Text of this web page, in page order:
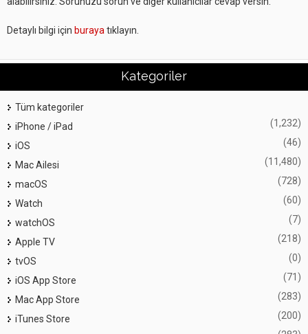
Detaylı bilgi için buraya tıklayın.
Kategoriler
Tüm kategoriler
iPhone / iPad
(1,232)
iOS (46)
Mac Ailesi (11,480)
macOS (728)
Watch (60)
watchOS (7)
Apple TV (218)
tvOS (0)
iOS App Store (71)
Mac App Store (283)
iTunes Store (200)